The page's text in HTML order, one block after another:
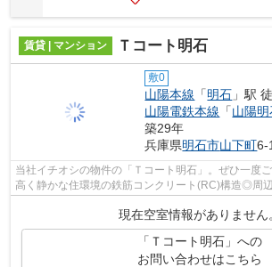
賃貸 | マンション Ｔコート明石
敷0
山陽本線 「明石 」駅
山陽電鉄本線 「山陽明
築29年
兵庫県明石市山下町6-
当社イチオシの物件の「Ｔコート明石」。ぜひ一度
高く静かな住環境の鉄筋コンクリート(RC)構造◎周
現在空室情報がありません
「Ｔコート明石」への
お問い合わせはこちら